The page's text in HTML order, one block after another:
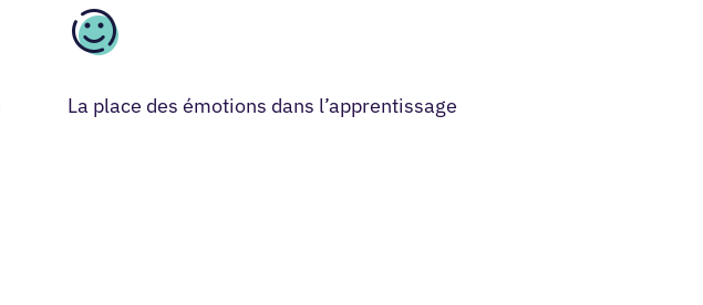
La place des émotions dans l’apprentissage